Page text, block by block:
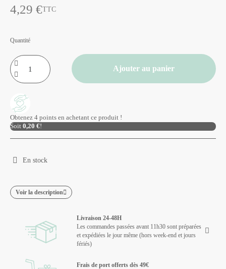
4,29 €TTC
Quantité
Ajouter au panier
Obtenez 4 points en achetant ce produit !
Soit 0,20 €!
En stock
Voir la description
Livraison 24-48H
Les commandes passées avant 11h30 sont préparées
et expédiées le jour même (hors week-end et jours
fériés)
Frais de port offerts dès 49€